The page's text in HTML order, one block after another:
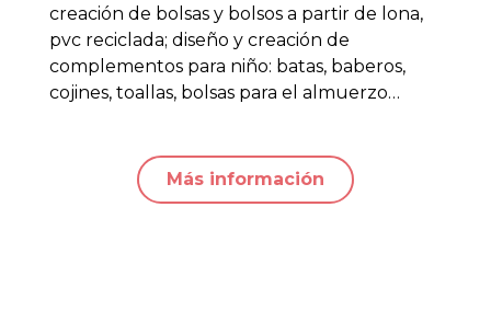
creación de bolsas y bolsos a partir de lona,
pvc reciclada; diseño y creación de
complementos para niño: batas, baberos,
cojines, toallas, bolsas para el almuerzo…
Más información